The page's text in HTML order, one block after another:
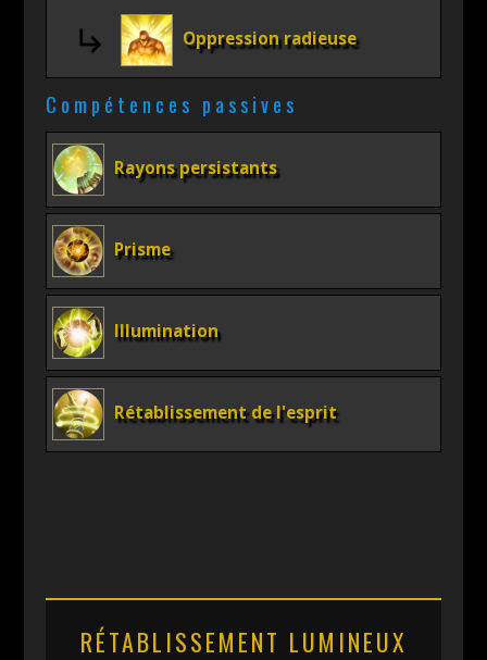
Oppression radieuse
Compétences passives
Rayons persistants
Prisme
Illumination
Rétablissement de l'esprit
RÉTABLISSEMENT LUMINEUX